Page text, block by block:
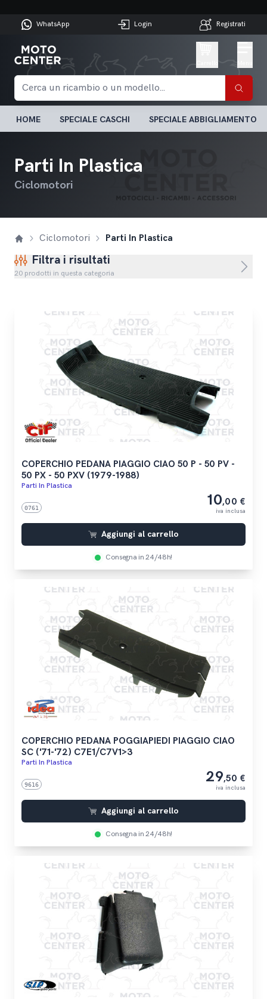
WhatsApp Login Registrati
HOME SPECIALE CASCHI SPECIALE ABBIGLIAMENTO
Parti In Plastica
Ciclomotori
Ciclomotori Parti In Plastica
Filtra i risultati
20 prodotti in questa categoria
COPERCHIO PEDANA PIAGGIO CIAO 50 P - 50 PV -
50 PX - 50 PXV (1979-1988)
Parti In Plastica
0761 10,00 €
iva inclusa
Aggiungi al carrello
Consegna in 24/48h!
COPERCHIO PEDANA POGGIAPIEDI PIAGGIO CIAO
SC ('71-'72) C7E1/C7V1>3
Parti In Plastica
9616 29,50 €
iva inclusa
Aggiungi al carrello
Consegna in 24/48h!